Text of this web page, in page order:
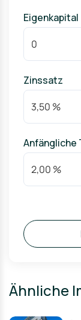
Eigenkapital
Zinssatz
Anfängliche
Ähnliche